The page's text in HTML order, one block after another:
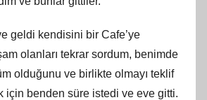
geldi kendisini bir Cafe’ye
olanları tekrar sordum, benimde
olduğunu ve birlikte olmayı teklif
için benden süre istedi ve eve gitti.